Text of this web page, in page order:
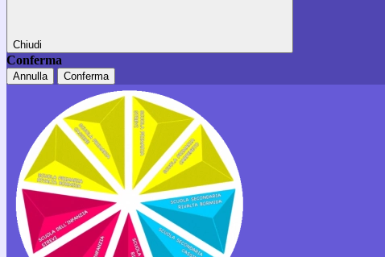
Chiudi
Conferma
Annulla Conferma